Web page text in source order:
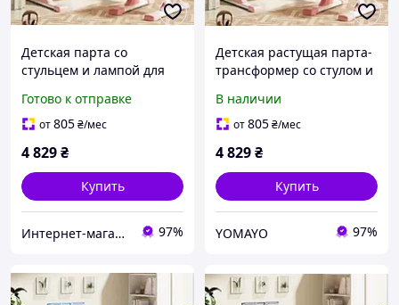
Детская парта со
стульцем и лампой для
14 лет Spoko SP-09
розовый цвет
Готово к отправке
от805₴/мес
4 829₴
Купить
Интернет-магазин "Астрокомфорт" 97%
Детская растущая парта-
трансформер со стулом и
Spoko SP-09 розовая /
Комплект мебели для
В наличии
от805₴/мес
4 829₴
Купить
YOMAYO 97%